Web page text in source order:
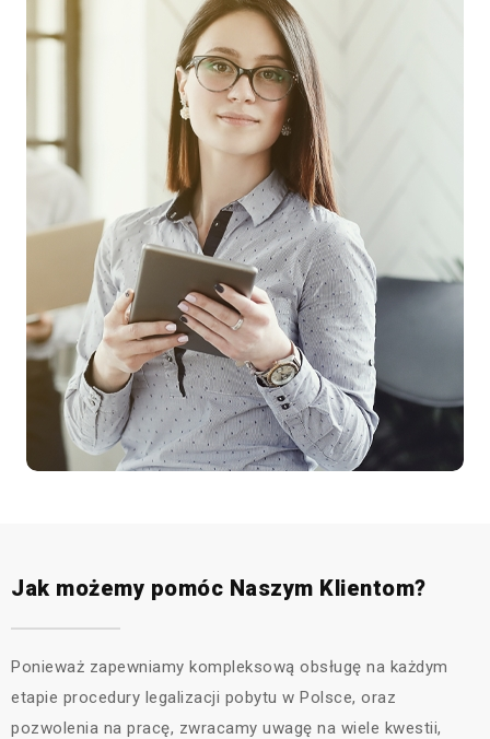
Jak możemy pomóc Naszym Klientom?
Ponieważ zapewniamy kompleksową obsługę na każdym
etapie procedury legalizacji pobytu w Polsce, oraz
pozwolenia na pracę, zwracamy uwagę na wiele kwestii,